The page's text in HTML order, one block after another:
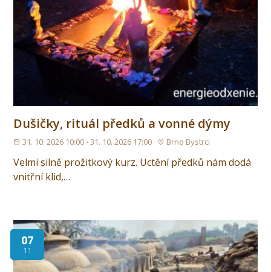
Dušičky, rituál předků a vonné dýmy
31. 10. 2026 10:00 - 31. 10. 2026 17:00 Brno Bystrci
Velmi silně prožitkový kurz. Uctění předků nám dodá
vnitřní klid,…
07
11